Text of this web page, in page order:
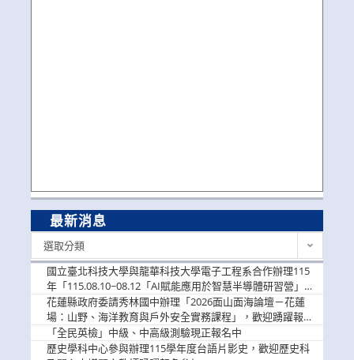
最新消息
選取分類
國立臺北科技大學與龍華科技大學電子工程系合作辦理115
年「115.08.10~08.12「AI賦能應用於智慧半導體研習營」，
歡迎學生踴躍報名參加
花蓮縣政府委請秀林國中辦理「2026面山面海論壇－花蓮
場：山野、海洋教育與戶外安全實務課程」，歡迎踴躍報名
參加
「全民英檢」中級、中高級測驗現正報名中
歷史學科中心參與辦理115學年度台語片影史，歡迎歷史科